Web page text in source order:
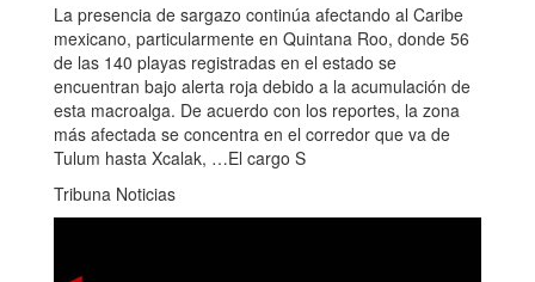
La presencia de sargazo continúa afectando al Caribe
mexicano, particularmente en Quintana Roo, donde 56
de las 140 playas registradas en el estado se
encuentran bajo alerta roja debido a la acumulación de
esta macroalga. De acuerdo con los reportes, la zona
más afectada se concentra en el corredor que va de
Tulum hasta Xcalak, …El cargo S
Tribuna Noticias